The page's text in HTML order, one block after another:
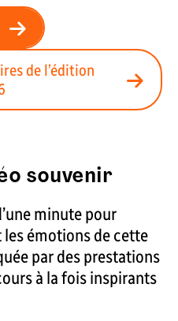
de l’édition
souvenir
minute pour
les émotions de cette
par des prestations
à la fois inspirants